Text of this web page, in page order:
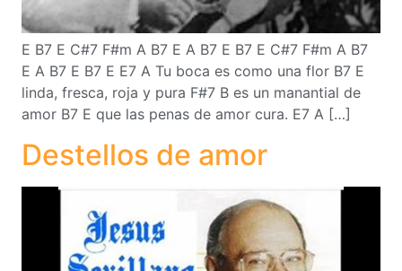
E B7 E C#7 F#m A B7 E A B7 E B7 E C#7 F#m A B7
E A B7 E B7 E E7 A Tu boca es como una flor B7 E
linda, fresca, roja y pura F#7 B es un manantial de
amor B7 E que las penas de amor cura. E7 A […]
Destellos de amor